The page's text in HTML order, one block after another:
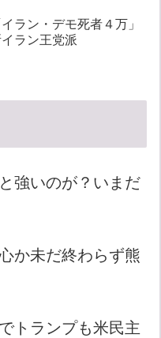
ラン・デモ死者４万」
ラン王党派
強いのが？いまだ
か未だ終わらず熊
トランプも米民主